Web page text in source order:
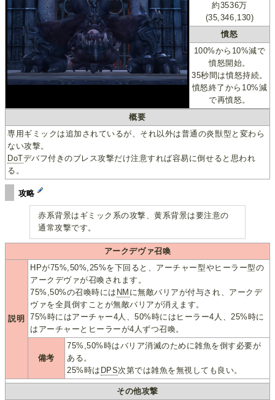
約3536万
(35,346,130)
憤怒
100%から10%減で
憤怒開始。
35秒間は憤怒持続。
憤怒終了から10%減
で再憤怒。
概要
専用ギミックは追加されているが、それ以外は普通の炎獣型と変わら
ない攻撃。
DoTデバフ付きのブレス攻撃だけ注意すれば容易に倒せると思われ
る。
攻略
赤系背景はギミック系の攻撃、黄系背景は要注意の
通常攻撃です。
アークデヴァ召喚
説明
HPが75%,50%,25%を下回ると、アーチャー型やヒーラー型の
アークデヴァが召喚されます。
75%,50%の召喚時には NM に無敵バリアが付与され、アークデ
ヴァを全員倒すことが無敵バリアが消えます。
75%時にはアーチャー4人、50%時にはヒーラー4人、25%時に
はアーチャーとヒーラーが4人ずつ召喚。
備考
75%,50%時はバリア消滅のために雑魚を倒す必要が
ある。
25%時は DPS次第では雑魚を無視しても良い。
その他攻撃